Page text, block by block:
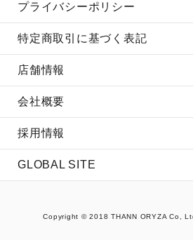
プライバシーポリシー
特定商取引に基づく表記
店舗情報
会社概要
採用情報
GLOBAL SITE
Copyright © 2018 THANN ORYZA Co,